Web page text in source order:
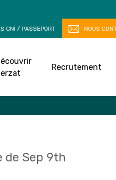
CNI / PASSEPORT NOUS
Recrutement
de Sep 9th